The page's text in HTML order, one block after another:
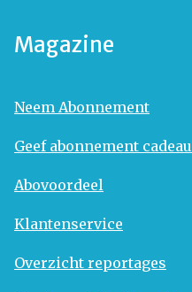
Magazine
Neem Abonnement
Geef abonnement cadeau
Abovoordeel
Klantenservice
Overzicht reportages